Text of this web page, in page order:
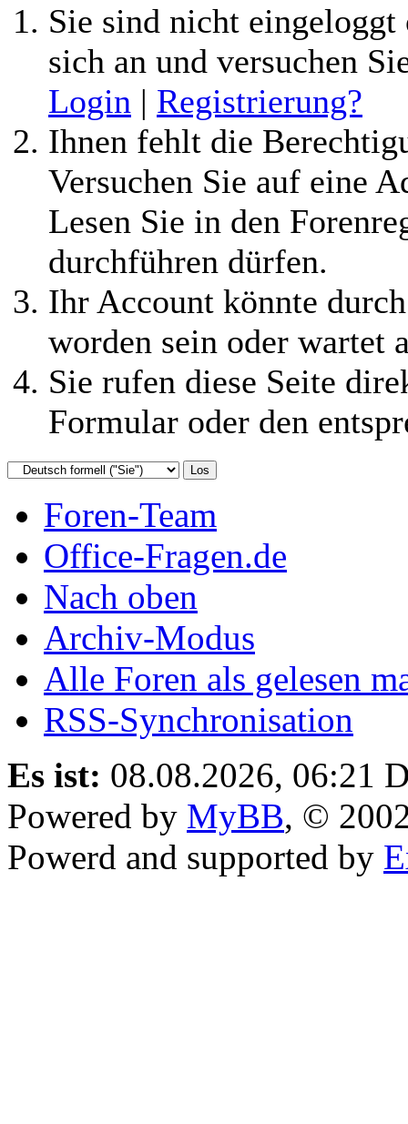
Sie sind nicht
sich an und versuchen
Login | Registrierung?
Ihnen fehlt die
Versuchen Sie auf eine
Lesen Sie in den
durchführen dürfen.
Ihr Account könnte
worden sein oder wartet
Sie rufen diese Seite
Formular oder den
Foren-Team
Office-Fragen.de
Nach oben
Archiv-Modus
Alle Foren als gelesen
RSS-Synchronisation
Es ist: 08.08.2026, 06:21
Powered by MyBB, ©
Powerd and supported by